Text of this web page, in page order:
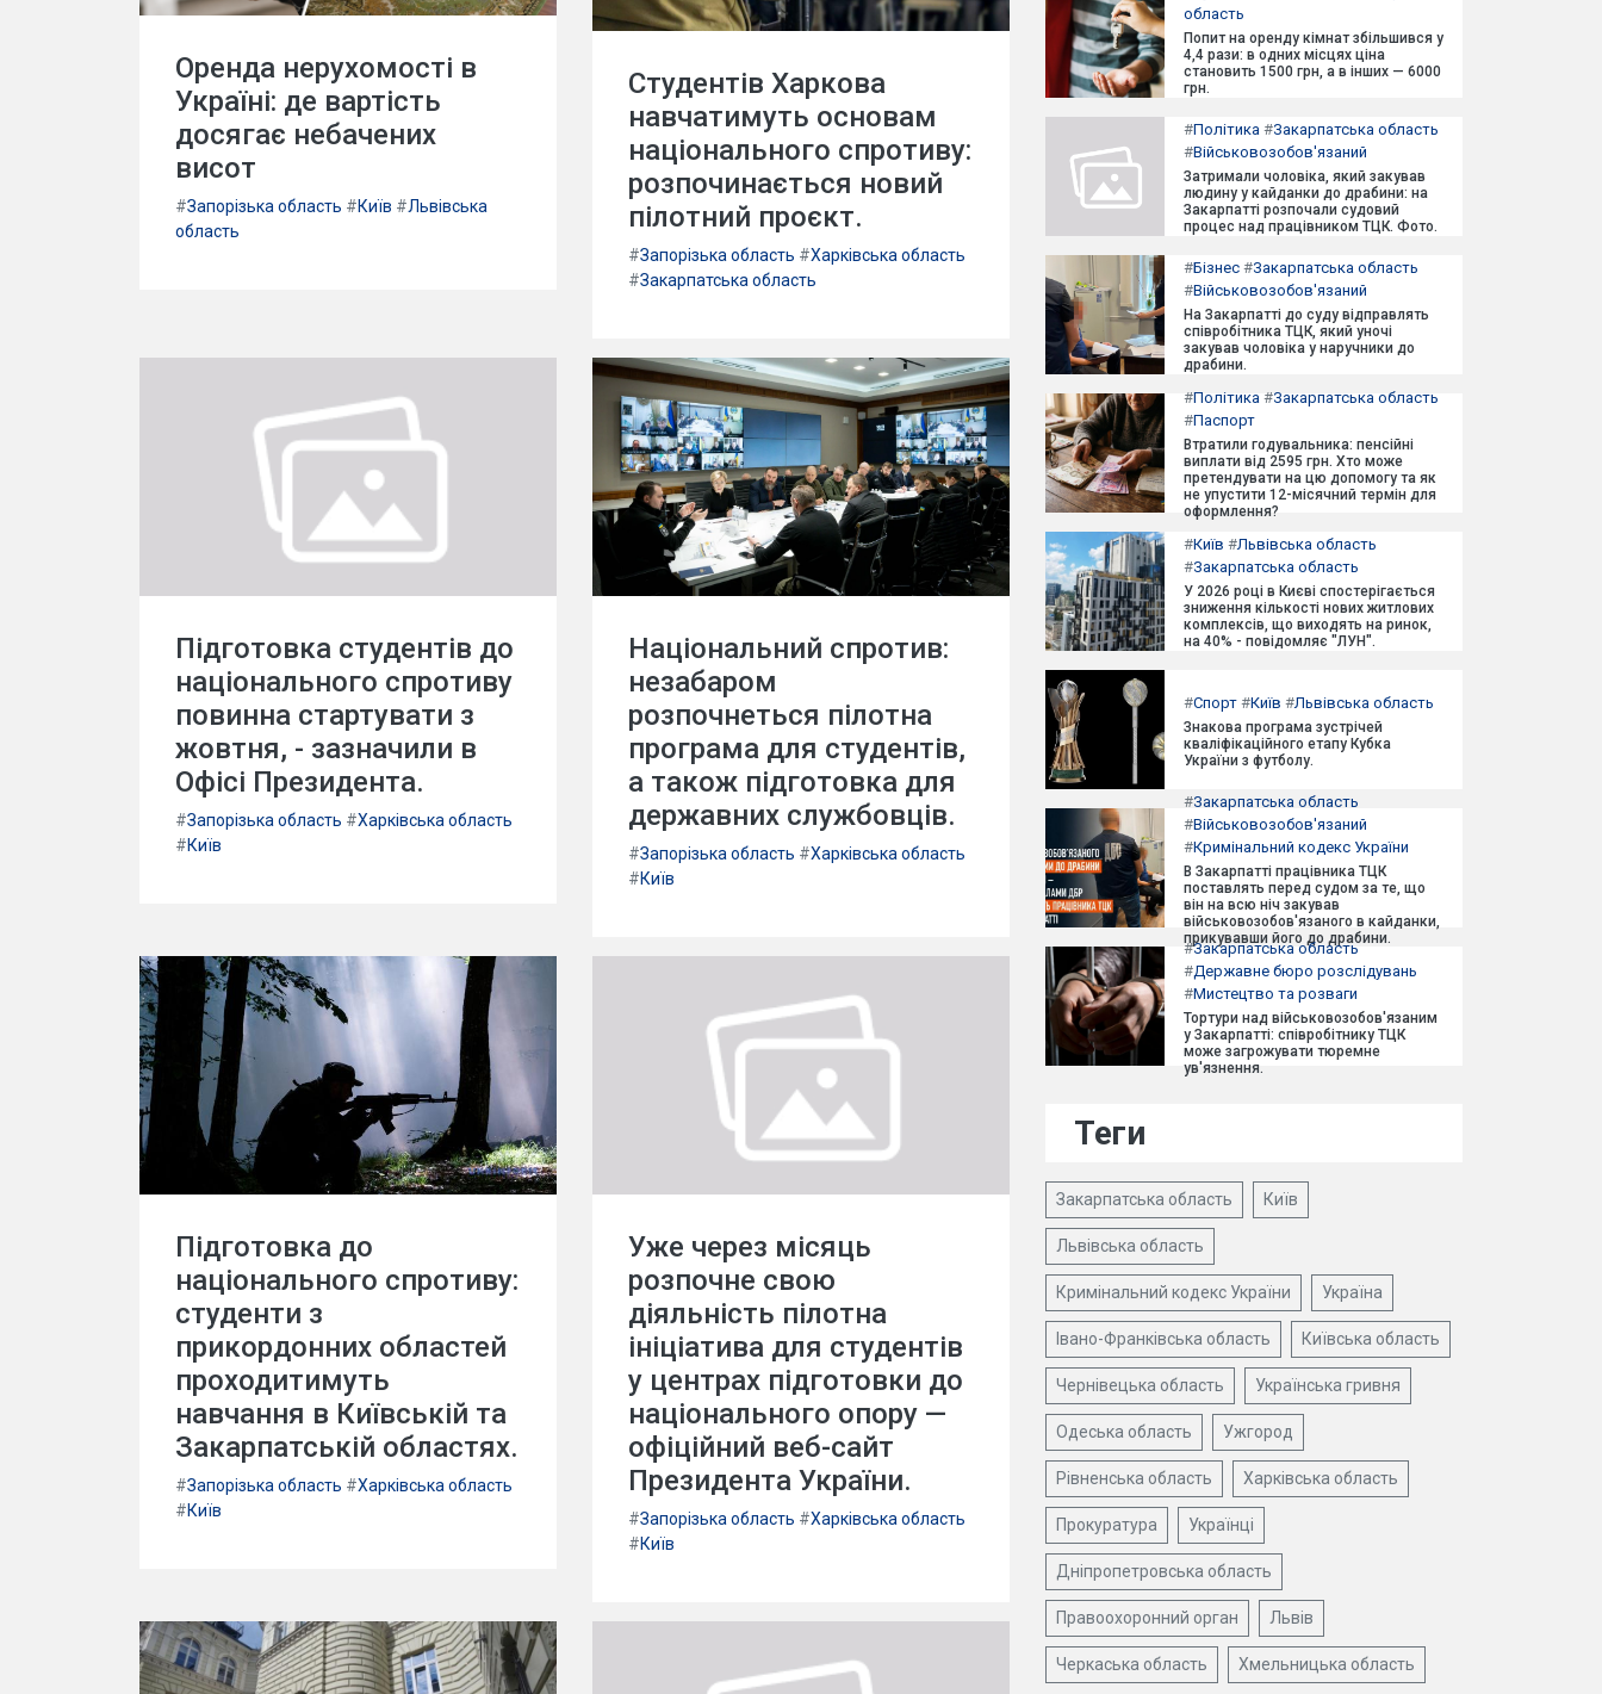
Оренда нерухомості в
Україні: де вартість
досягає небачених
висот
#Запорізька область #Київ #Львівська
область
Студентів Харкова
навчатимуть основам
національного спротиву:
розпочинається новий
пілотний проєкт.
#Запорізька область #Харківська область
#Закарпатська область
Підготовка студентів до
національного спротиву
повинна стартувати з
жовтня, - зазначили в
Офісі Президента.
#Запорізька область #Харківська область
#Київ
Національний спротив:
незабаром
розпочнеться пілотна
програма для студентів,
а також підготовка для
державних службовців.
#Запорізька область #Харківська область
#Київ
Підготовка до
національного спротиву:
студенти з
прикордонних областей
проходитимуть
навчання в Київській та
Закарпатській областях.
#Запорізька область #Харківська область
#Київ
Уже через місяць
розпочне свою
діяльність пілотна
ініціатива для студентів
у центрах підготовки до
національного опору —
офіційний веб-сайт
Президента України.
#Запорізька область #Харківська область
#Київ
область
Попит на оренду кімнат збільшився у
4,4 рази: в одних місцях ціна
становить 1500 грн, а в інших — 6000
грн.
#Політика #Закарпатська область
#Військовозобов'язаний
Затримали чоловіка, який закував
людину у кайданки до драбини: на
Закарпатті розпочали судовий
процес над працівником ТЦК. Фото.
#Бізнес #Закарпатська область
#Військовозобов'язаний
На Закарпатті до суду відправлять
співробітника ТЦК, який уночі
закував чоловіка у наручники до
драбини.
#Політика #Закарпатська область
#Паспорт
Втратили годувальника: пенсійні
виплати від 2595 грн. Хто може
претендувати на цю допомогу та як
не упустити 12-місячний термін для
оформлення?
#Київ #Львівська область
#Закарпатська область
У 2026 році в Києві спостерігається
зниження кількості нових житлових
комплексів, що виходять на ринок,
на 40% - повідомляє "ЛУН".
#Спорт #Київ #Львівська область
Знакова програма зустрічей
кваліфікаційного етапу Кубка
України з футболу.
#Закарпатська область
#Військовозобов'язаний
#Кримінальний кодекс України
В Закарпатті працівника ТЦК
поставлять перед судом за те, що
він на всю ніч закував
військовозобов'язаного в кайданки,
прикувавши його до драбини.
#Закарпатська область
#Державне бюро розслідувань
#Мистецтво та розваги
Тортури над військовозобов'язаним
у Закарпатті: співробітнику ТЦК
може загрожувати тюремне
ув'язнення.
Теги
Закарпатська область Київ
Львівська область
Кримінальний кодекс України Україна
Івано-Франківська область Київська область
Чернівецька область Українська гривня
Одеська область Ужгород
Рівненська область Харківська область
Прокуратура Українці
Дніпропетровська область
Правоохоронний орган Львів
Черкаська область Хмельницька область